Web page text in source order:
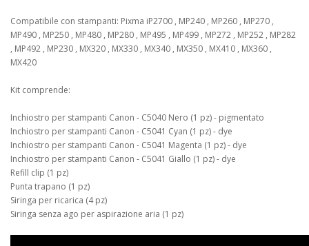
Compatibile con stampanti: Pixma iP2700 , MP240 , MP260 , MP270 ,
MP490 , MP250 , MP480 , MP280 , MP495 , MP499 , MP272 , MP252 , MP282
, MP492 , MP230 , MX320 , MX330 , MX340 , MX350 , MX410 , MX360 ,
MX420
Kit comprende:
Inchiostro per stampanti Canon - C5040 Nero (1 pz) - pigmentato
Inchiostro per stampanti Canon - C5041 Cyan (1 pz) - dye
Inchiostro per stampanti Canon - C5041 Magenta (1 pz) - dye
Inchiostro per stampanti Canon - C5041 Giallo (1 pz) - dye
Refill clip (1 pz)
Punta trapano (1 pz)
Siringa per ricarica (4 pz)
Siringa senza ago per aspirazione aria (1 pz)